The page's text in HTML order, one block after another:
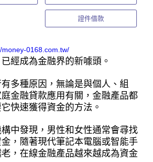
證件借款
money-0168.com.tw/
經成為金融界的新噱頭。
多種原因，無論是與個人、組
金融貸款應用有關，金融產品都
快速獲得資金的方法。
中發現，男性和女性通常會尋找
，隨著現代筆記本電腦或智能手
，在線金融產品越來越成為資金